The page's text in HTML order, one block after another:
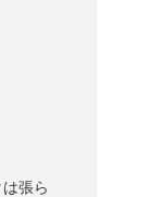
張ら